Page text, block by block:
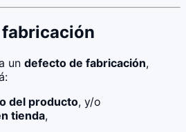
fabricación
un defecto de fabricación,
del producto, y/o
tienda,